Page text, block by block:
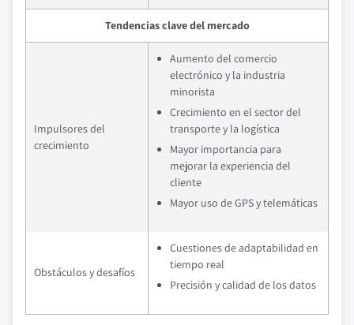
Tendencias clave del mercado
Impulsores del
crecimiento
Aumento del comercio
electrónico y la industria
minorista
Crecimiento en el sector del
transporte y la logística
Mayor importancia para
mejorar la experiencia del
cliente
Mayor uso de GPS y telemáticas
Obstáculos y desafíos
Cuestiones de adaptabilidad en
tiempo real
Precisión y calidad de los datos